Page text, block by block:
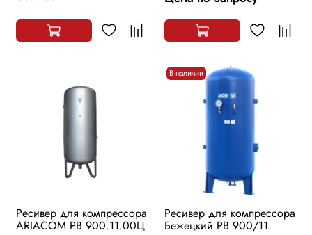
Ресивер для компрессора
ARIACOM РВ 900.11.00Ц
В наличии
Ресивер для компрессора
Бежецкий РВ 900/11